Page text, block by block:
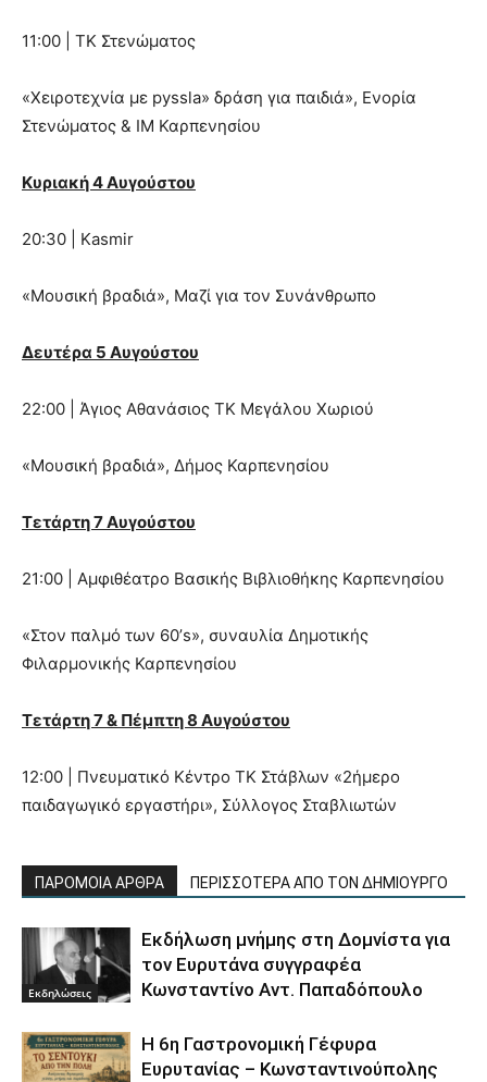
11:00 | ΤΚ Στενώματος
«Χειροτεχνία με pyssla» δράση για παιδιά», Ενορία
Στενώματος & ΙΜ Καρπενησίου
Κυριακή 4 Αυγούστου
20:30 | Kasmir
«Μουσική βραδιά», Μαζί για τον Συνάνθρωπο
Δευτέρα 5 Αυγούστου
22:00 | Άγιος Αθανάσιος ΤΚ Μεγάλου Χωριού
«Μουσική βραδιά», Δήμος Καρπενησίου
Τετάρτη 7 Αυγούστου
21:00 | Αμφιθέατρο Βασικής Βιβλιοθήκης Καρπενησίου
«Στον παλμό των 60’s», συναυλία Δημοτικής
Φιλαρμονικής Καρπενησίου
Τετάρτη 7 & Πέμπτη 8 Αυγούστου
12:00 | Πνευματικό Κέντρο ΤΚ Στάβλων «2ήμερο
παιδαγωγικό εργαστήρι», Σύλλογος Σταβλιωτών
ΠΑΡΟΜΟΙΑ ΑΡΘΡΑ ΠΕΡΙΣΣΟΤΕΡΑ ΑΠΟ ΤΟΝ ΔΗΜΙΟΥΡΓΟ
Εκδηλώσεις
Εκδήλωση μνήμης στη Δομνίστα για
τον Ευρυτάνα συγγραφέα
Κωνσταντίνο Αντ. Παπαδόπουλο
Η 6η Γαστρονομική Γέφυρα
Ευρυτανίας – Κωνσταντινούπολης